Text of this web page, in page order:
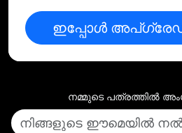
ഇപ്പോൾ
നമ്മുടെ പത്രത്തില്‍